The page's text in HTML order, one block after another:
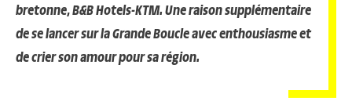
bretonne, B&B Hotels-KTM. Une raison supplémentaire
de se lancer sur la Grande Boucle avec enthousiasme et
de crier son amour pour sa région.